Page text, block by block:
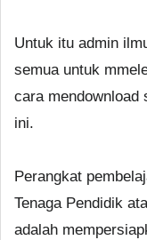
Untuk itu admin
semua untuk
cara mendownload
ini.
Perangkat
Tenaga Pendidik
adalah